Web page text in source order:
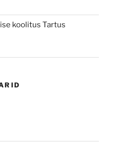
koolitus Tartus